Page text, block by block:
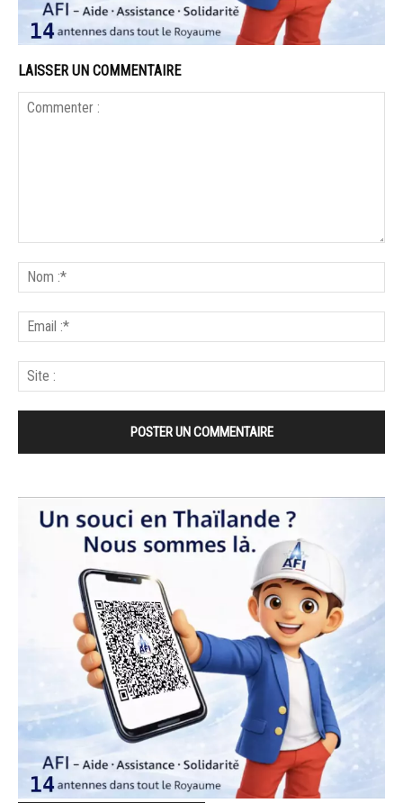
LAISSER UN COMMENTAIRE